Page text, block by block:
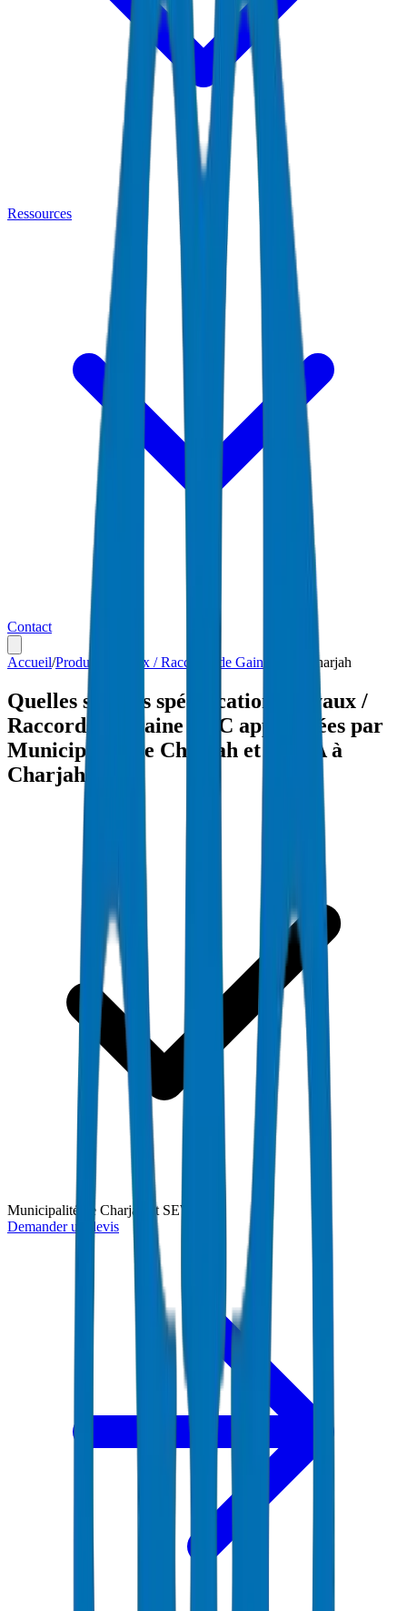
Ressources
Contact
Accueil/Produits Tuyaux / Raccords de Gaine PVC Charjah
Quelles sont les spécifications Tuyaux /
Raccords de Gaine PVC approuvées par
Municipalité de Charjah et SEWA à
Charjah ?
Municipalité de Charjah et SEWA
Demander un devis